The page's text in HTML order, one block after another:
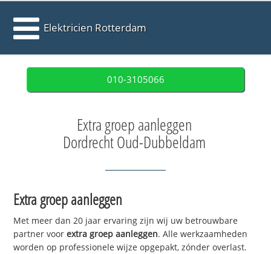
Elektricien Rotterdam
010-3105066
Extra groep aanleggen
Dordrecht Oud-Dubbeldam
Extra groep aanleggen
Met meer dan 20 jaar ervaring zijn wij uw betrouwbare
partner voorextra groep aanleggen. Alle werkzaamheden
worden op professionele wijze opgepakt, zónder overlast.